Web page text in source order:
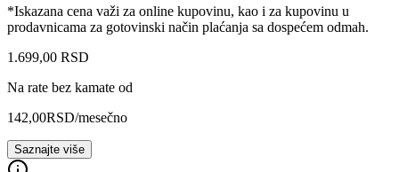
*Iskazana cena važi za online kupovinu, kao i za kupovinu u
prodavnicama za gotovinski način plaćanja sa dospećem odmah.
1.699,00 RSD
Na rate bez kamate od
142,00RSD/mesečno
Saznajte više